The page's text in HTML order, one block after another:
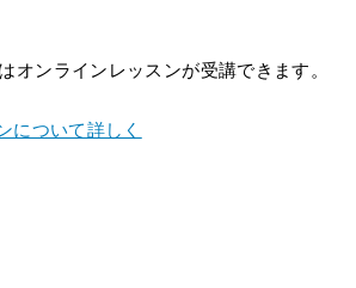
オンラインレッスンが受講できます。
について詳しく